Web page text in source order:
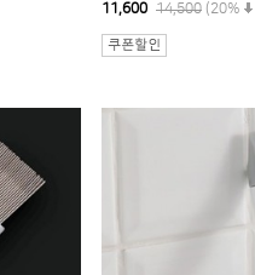
11,600 14,500 (20%